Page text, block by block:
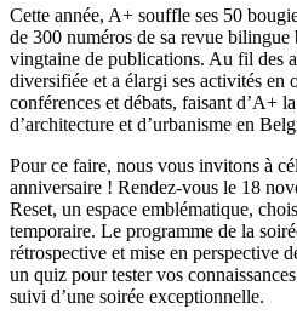
Cette année, A+ souffle ses 50
de 300 numéros de sa revue bilingue
vingtaine de publications. Au fil des
diversifiée et a élargi ses activités en
conférences et débats, faisant d’A+
d’architecture et d’urbanisme en
Pour ce faire, nous vous invitons à
anniversaire ! Rendez-vous le 18
Reset, un espace emblématique,
temporaire. Le programme de la
rétrospective et mise en perspective
un quiz pour tester vos
suivi d’une soirée exceptionnelle.